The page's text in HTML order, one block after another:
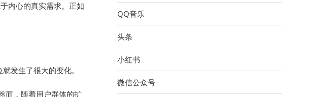
内心的真实需求。正如
发生了很大的变化。
而，随着用户群体的扩
QQ音乐
头条
小红书
微信公众号